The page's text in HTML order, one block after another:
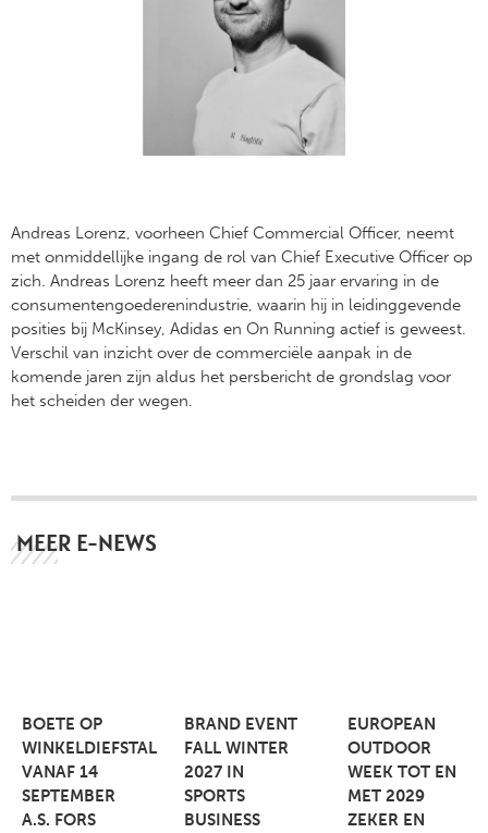
Andreas Lorenz, voorheen Chief Commercial Officer, neemt
met onmiddellijke ingang de rol van Chief Executive Officer op
zich. Andreas Lorenz heeft meer dan 25 jaar ervaring in de
consumentengoederenindustrie, waarin hij in leidinggevende
posities bij McKinsey, Adidas en On Running actief is geweest.
Verschil van inzicht over de commerciële aanpak in de
komende jaren zijn aldus het persbericht de grondslag voor
het scheiden der wegen.
MEER E-NEWS
BOETE OP
WINKELDIEFSTAL
VANAF 14
SEPTEMBER
A.S. FORS
BRAND EVENT
FALL WINTER
2027 IN
SPORTS
BUSINESS
EUROPEAN
OUTDOOR
WEEK TOT EN
MET 2029
ZEKER EN